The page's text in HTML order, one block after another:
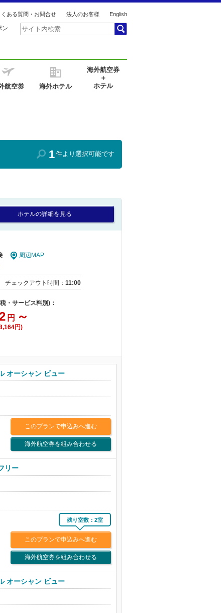
くある質問・お問合せ 法人のお客様 English
ン
航空券 海外ホテル
海外航空券
＋
ホテル
1件より選択可能です
ホテルの詳細を見る
周辺MAP
チェックアウト時間： 11:00
・サービス料別)：
円 ～
円)
オーシャン ビュー
このプランで申込みへ進む
海外航空券を組み合わせる
リー
残り室数：2室
このプランで申込みへ進む
海外航空券を組み合わせる
オーシャン ビュー